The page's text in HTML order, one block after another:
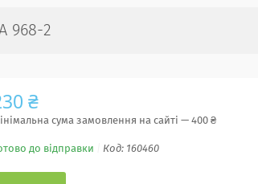
968-2
₴
сума замовлення на сайті — 400 ₴
до відправки Код: 160460